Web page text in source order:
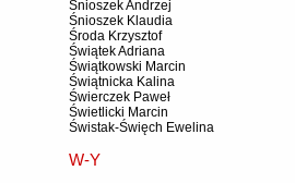
Śnioszek Andrzej
Śnioszek Klaudia
Środa Krzysztof
Świątek Adriana
Świątkowski Marcin
Świątnicka Kalina
Świerczek Paweł
Świetlicki Marcin
Świstak-Święch Ewelina
W-Y